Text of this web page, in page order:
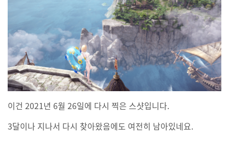
이건 2021년 6월 26일에 다시 찍은 스샷입니다.
3달이나 지나서 다시 찾아왔음에도 여전히 남아있네요.